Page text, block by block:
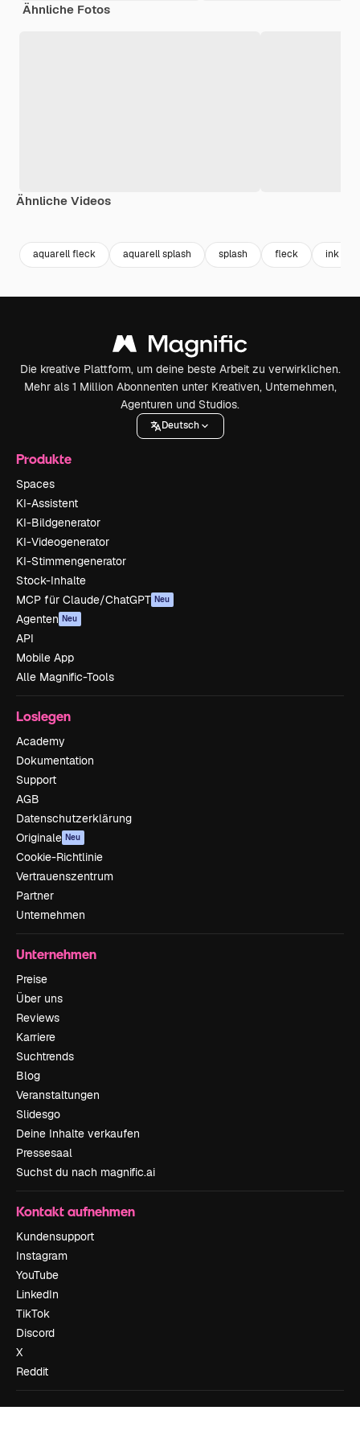
Ähnliche Fotos
Ähnliche Videos
aquarell fleck aquarell splash splash fleck ink
Die kreative Plattform, um deine beste Arbeit zu verwirklichen.
Mehr als 1 Million Abonnenten unter Kreativen, Unternehmen,
Agenturen und Studios.
Deutsch
Produkte
Spaces
KI-Assistent
KI-Bildgenerator
KI-Videogenerator
KI-Stimmengenerator
Stock-Inhalte
MCP für Claude/ChatGPT Neu
Agenten Neu
API
Mobile App
Alle Magnific-Tools
Loslegen
Academy
Dokumentation
Support
AGB
Datenschutzerklärung
Originale Neu
Cookie-Richtlinie
Vertrauenszentrum
Partner
Unternehmen
Unternehmen
Preise
Über uns
Reviews
Karriere
Suchtrends
Blog
Veranstaltungen
Slidesgo
Deine Inhalte verkaufen
Pressesaal
Suchst du nach magnific.ai
Kontakt aufnehmen
Kundensupport
Instagram
YouTube
LinkedIn
TikTok
Discord
X
Reddit